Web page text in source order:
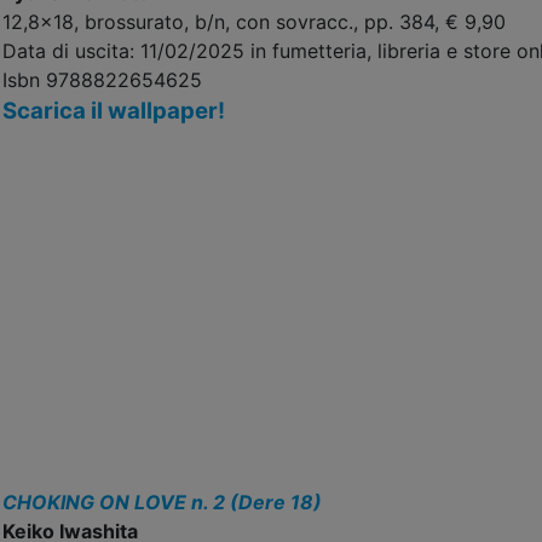
12,8x18, brossurato, b/n, con sovracc., pp. 384, € 9,90
Data di uscita: 11/02/2025 in fumetteria, libreria e store
Isbn 9788822654625
Scarica il wallpaper!
CHOKING ON LOVE n. 2 (Dere 18)
Keiko Iwashita